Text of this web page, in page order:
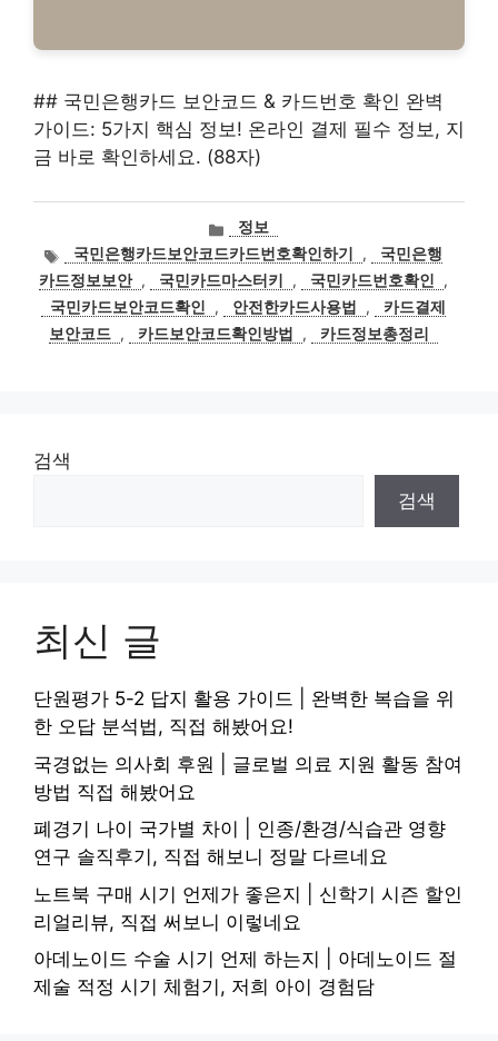
## 국민은행카드 보안코드 & 카드번호 확인 완벽
가이드: 5가지 핵심 정보! 온라인 결제 필수 정보, 지
금 바로 확인하세요. (88자)
카
테
고
리
정보
태
그
국민은행카드보안코드카드번호확인하기 ,
국민은행
카드정보보안 , 국민카드마스터키 , 국민카드번호확인
,
국민카드보안코드확인
, 안전한카드사용법 ,
카드결제
보안코드 , 카드보안코드확인방법 , 카드정보총정리
검색
검색
최신 글
단원평가 5-2 답지 활용 가이드 | 완벽한 복습을 위
한 오답 분석법, 직접 해봤어요!
국경없는 의사회 후원 | 글로벌 의료 지원 활동 참여
방법 직접 해봤어요
폐경기 나이 국가별 차이 | 인종/환경/식습관 영향
연구 솔직후기, 직접 해보니 정말 다르네요
노트북 구매 시기 언제가 좋은지 | 신학기 시즌 할인
리얼리뷰, 직접 써보니 이렇네요
아데노이드 수술 시기 언제 하는지 | 아데노이드 절
제술 적정 시기 체험기, 저희 아이 경험담